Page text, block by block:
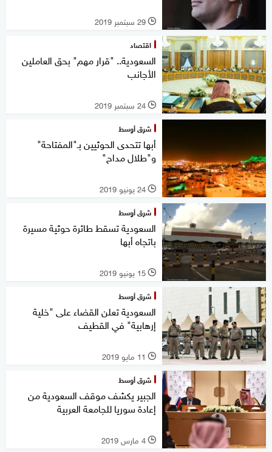
l 29 سبتمبر 2019
اقتصاد
السعودية.. "قرار مهم" بحق العاملين
الأجانب
l 24 سبتمبر 2019
شرق أوسط
أبها تتحدى الحوثيين بـ"المفتاحة"
و"طلال مداح"
l 24 يونيو 2019
شرق أوسط
السعودية تسقط طائرة حوثية مسيرة
باتجاه أبها
l 15 يونيو 2019
شرق أوسط
السعودية تعلن القضاء على "خلية
إرهابية" في القطيف
l 11 مايو 2019
شرق أوسط
الجبير يكشف موقف السعودية من
إعادة سوريا للجامعة العربية
l 4 مارس 2019